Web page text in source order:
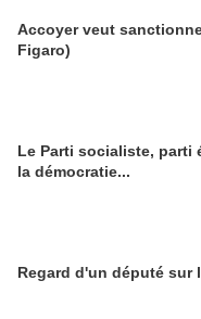
Accoyer veut
Figaro)
Le Parti socialiste, parti
la démocratie...
Regard d'un député sur